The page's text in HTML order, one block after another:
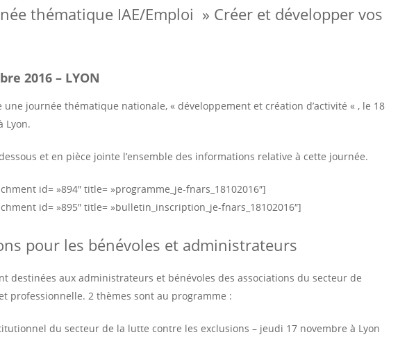
thématique IAE/Emploi » Créer et développer vos
2016 – LYON
une journée thématique nationale, « développement et création d’activité « , le 18
Lyon.
et en pièce jointe l’ensemble des informations relative à cette journée.
id= »894″ title= »programme_je-fnars_18102016″]
id= »895″ title= »bulletin_inscription_je-fnars_18102016″]
pour les bénévoles et administrateurs
destinées aux administrateurs et bénévoles des associations du secteur de
professionnelle. 2 thèmes sont au programme :
du secteur de la lutte contre les exclusions – jeudi 17 novembre à Lyon